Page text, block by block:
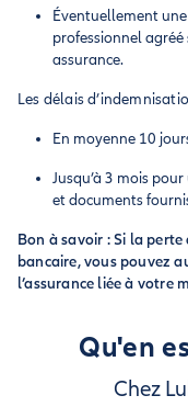
Éventuellement
professionnel agréé
assurance.
Les délais
En moyenne 10
Jusqu’à 3 mois
et documents
Bon à savoir : Si la
bancaire, vous pouvez
l’assurance liée à votre
Qu'en
Chez